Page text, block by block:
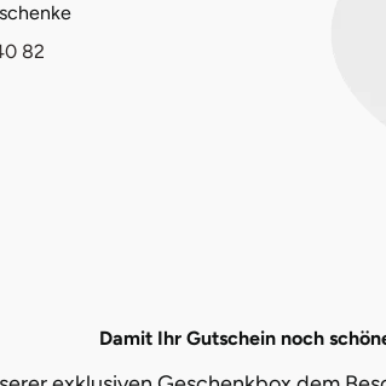
82
Damit Ihr Gutschein noch